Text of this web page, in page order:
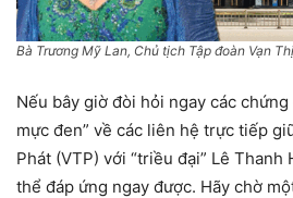
Bà Trương Mỹ Lan, Chủ tịch Tập đoàn Vạn
Nếu bây giờ đòi hỏi ngay các
mực đen” về các liên hệ trực tiếp
Phát (VTP) với “triều đại” Lê Thanh
thể đáp ứng ngay được. Hãy chờ